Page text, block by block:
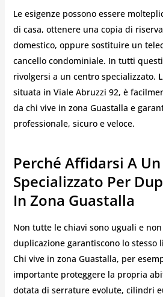
Le esigenze possono essere
di casa, ottenere una copia di
domestico, oppure sostituire un
cancello condominiale. In tutti
rivolgersi a un centro specializzato.
situata in Viale Abruzzi 92, è
da chi vive in zona Guastalla e
professionale, sicuro e veloce.
Perché Affidarsi A
Specializzato Per
In Zona Guastalla
Non tutte le chiavi sono uguali e
duplicazione garantiscono lo stesso
Chi vive in zona Guastalla, per
importante proteggere la propria
dotata di serrature evolute, cilindri